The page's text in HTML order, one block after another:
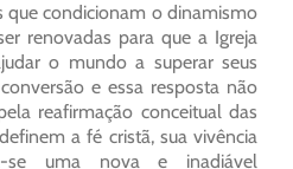
que condicionam o dinamismo
renovadas para que a Igreja
o mundo a superar seus
e essa resposta não
reafirmação conceitual das
a fé cristã, sua vivência
se uma nova e inadiável